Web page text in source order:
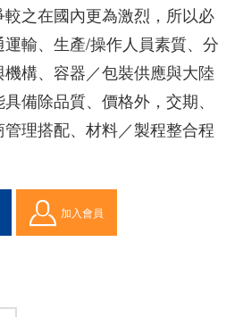
之在國內更為激烈，所以必
輸、生產/操作人員素質、分
構、容器／包裝供應與大陸
備除品質、價格外，交期、
理搭配、材料／製程整合程
加入會員